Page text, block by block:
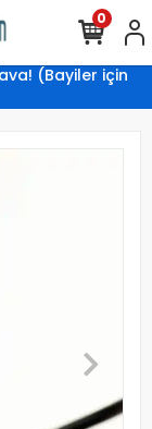
(Bayiler için
0